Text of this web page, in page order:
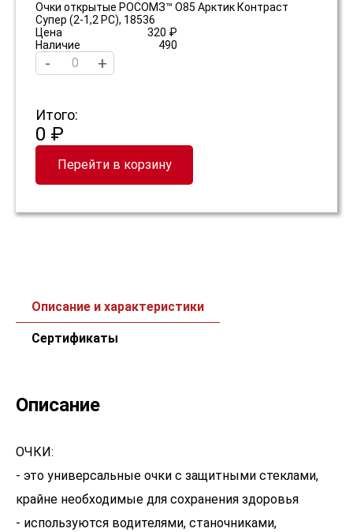
Очки открытые РОСОМЗ™ О85 Арктик Контраст
Супер (2-1,2 PC), 18536
Цена
320 ₽
Наличие
490
- +
Итого:
0 ₽
Перейти в корзину
Описание и характеристики
Сертификаты
Описание
ОЧКИ:
- это универсальные очки с защитными стеклами,
крайне необходимые для сохранения здоровья
- используются водителями, станочниками,